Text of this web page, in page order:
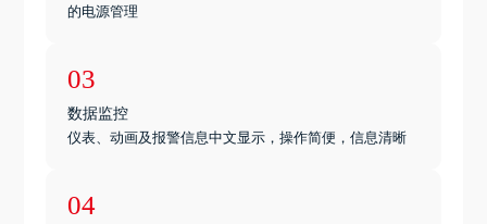
的电源管理
03
数据监控
仪表、动画及报警信息中文显示，操作简便，信息清晰
04